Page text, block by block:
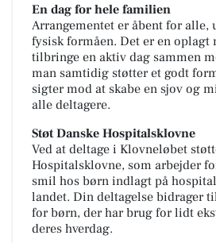
En dag for hele familien
Arrangementet er åbent for alle,
fysisk formåen. Det er en
tilbringe en aktiv dag sammen
man samtidig støtter et godt
sigter mod at skabe en sjov og
alle deltagere.
Støt Danske Hospitalsklovne
Ved at deltage i Klovneløbet
Hospitalsklovne, som arbejder
smil hos børn indlagt på
landet. Din deltagelse bidrager
for børn, der har brug for lidt
deres hverdag.